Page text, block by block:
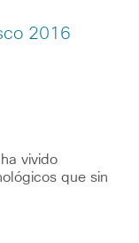
2016
vivido
que sin